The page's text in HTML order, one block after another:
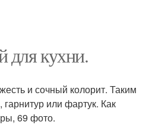
для кухни.
и сочный колорит. Таким
или фартук. Как
69 фото.